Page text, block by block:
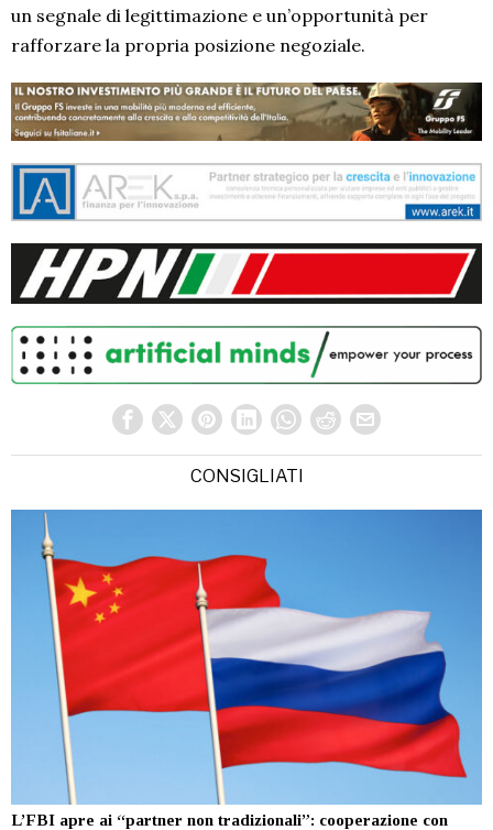
un segnale di legittimazione e un’opportunità per
rafforzare la propria posizione negoziale.
CONSIGLIATI
L’FBI apre ai “partner non tradizionali”: cooperazione con